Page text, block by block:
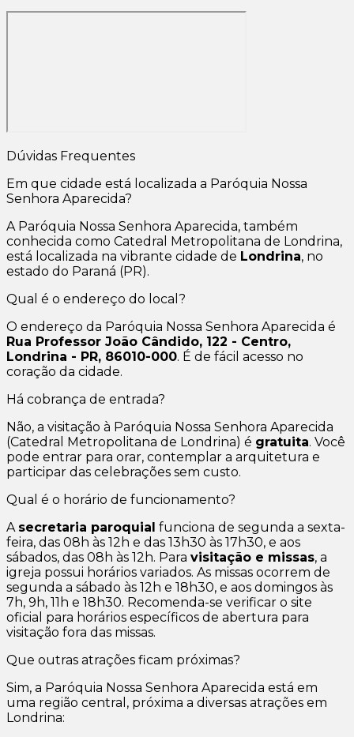
Dúvidas Frequentes
Em que cidade está localizada a Paróquia Nossa
Senhora Aparecida?
A Paróquia Nossa Senhora Aparecida, também
conhecida como Catedral Metropolitana de Londrina,
está localizada na vibrante cidade de Londrina, no
estado do Paraná (PR).
Qual é o endereço do local?
O endereço da Paróquia Nossa Senhora Aparecida é
Rua Professor João Cândido, 122 - Centro,
Londrina - PR, 86010-000. É de fácil acesso no
coração da cidade.
Há cobrança de entrada?
Não, a visitação à Paróquia Nossa Senhora Aparecida
(Catedral Metropolitana de Londrina) é gratuita. Você
pode entrar para orar, contemplar a arquitetura e
participar das celebrações sem custo.
Qual é o horário de funcionamento?
A secretaria paroquial funciona de segunda a sexta-
feira, das 08h às 12h e das 13h30 às 17h30, e aos
sábados, das 08h às 12h. Para visitação e missas, a
igreja possui horários variados. As missas ocorrem de
segunda a sábado às 12h e 18h30, e aos domingos às
7h, 9h, 11h e 18h30. Recomenda-se verificar o site
oficial para horários específicos de abertura para
visitação fora das missas.
Que outras atrações ficam próximas?
Sim, a Paróquia Nossa Senhora Aparecida está em
uma região central, próxima a diversas atrações em
Londrina: